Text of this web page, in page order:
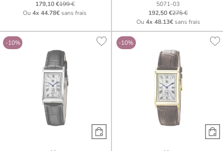
179,10 €199 €
Ou4x 44.78€sans frais
5071-03
192,50 €275 €
Ou 4x 48.13€sans frais
-10% -10%